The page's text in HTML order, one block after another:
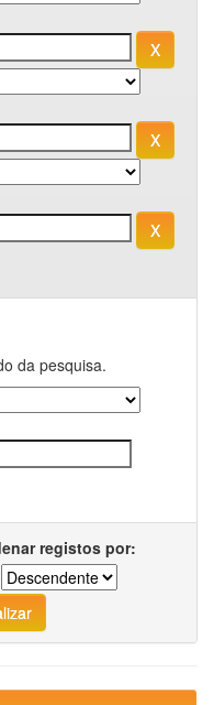
da pesquisa.
registos por: